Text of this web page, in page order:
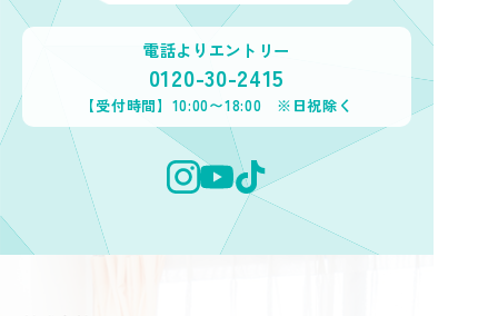
電話よりエントリー
0120-30-2415
【受付時間】10:00〜18:00 ※日祝除く